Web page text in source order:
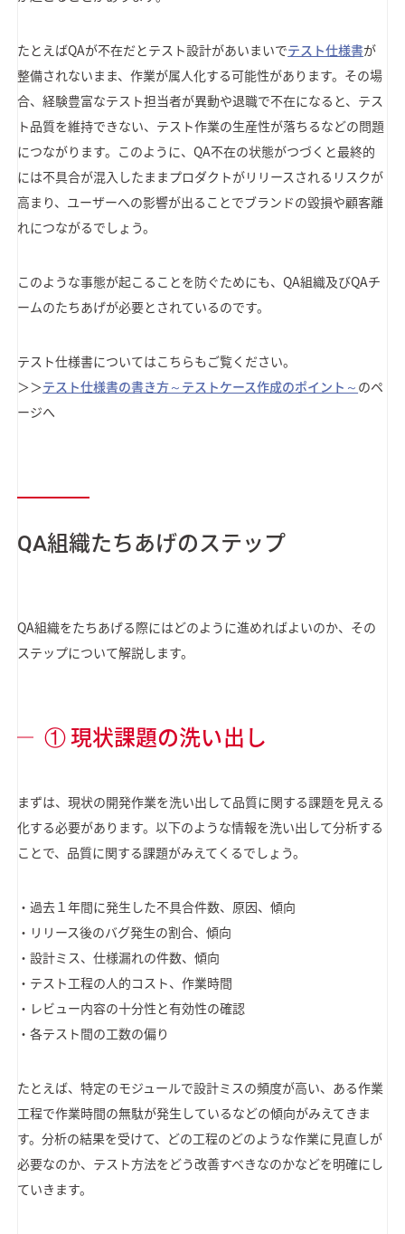
たとえばQAが不在だとテスト設計があいまいでテスト仕様書が
整備されないまま、作業が属人化する可能性があります。その場
合、経験豊富なテスト担当者が異動や退職で不在になると、テス
ト品質を維持できない、テスト作業の生産性が落ちるなどの問題
につながります。このように、QA不在の状態がつづくと最終的
には不具合が混入したままプロダクトがリリースされるリスクが
高まり、ユーザーへの影響が出ることでブランドの毀損や顧客離
れにつながるでしょう。
このような事態が起こることを防ぐためにも、QA組織及びQAチ
ームのたちあげが必要とされているのです。
テスト仕様書についてはこちらもご覧ください。
＞＞テスト仕様書の書き方～テストケース作成のポイント～ のペ
ージへ
QA組織たちあげのステップ
QA組織をたちあげる際にはどのように進めればよいのか、その
ステップについて解説します。
① 現状課題の洗い出し
まずは、現状の開発作業を洗い出して品質に関する課題を見える
化する必要があります。以下のような情報を洗い出して分析する
ことで、品質に関する課題がみえてくるでしょう。
・過去１年間に発生した不具合件数、原因、傾向
・リリース後のバグ発生の割合、傾向
・設計ミス、仕様漏れの件数、傾向
・テスト工程の人的コスト、作業時間
・レビュー内容の十分性と有効性の確認
・各テスト間の工数の偏り
たとえば、特定のモジュールで設計ミスの頻度が高い、ある作業
工程で作業時間の無駄が発生しているなどの傾向がみえてきま
す。分析の結果を受けて、どの工程のどのような作業に見直しが
必要なのか、テスト方法をどう改善すべきなのかなどを明確にし
ていきます。